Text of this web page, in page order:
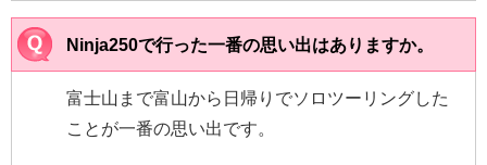
Ninja250で行った一番の思い出はありますか。
富士山まで富山から日帰りでソロツーリングした
ことが一番の思い出です。